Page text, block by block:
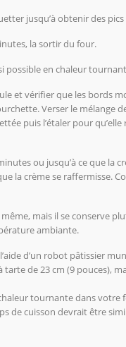
jusqu’à obtenir des
la sortir du four.
possible en chaleur
et vérifier que les bords
Verser le mélange
puis l’étaler pour
ou jusqu’à ce que la
la crème se raffermisse.
mais il se conserve
ambiante.
d’un robot pâtissier
de 23 cm (9 pouces),
tournante dans
de cuisson devrait être